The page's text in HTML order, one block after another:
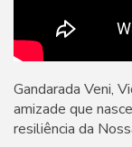
Gandarada Veni,
amizade que
resiliência da